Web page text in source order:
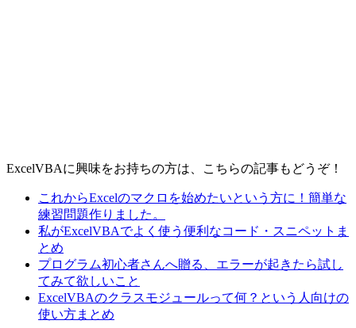
ExcelVBAに興味をお持ちの方は、こちらの記事もどうぞ！
これからExcelのマクロを始めたいという方に！簡単な
練習問題作りました。
私がExcelVBAでよく使う便利なコード・スニペットま
とめ
プログラム初心者さんへ贈る、エラーが起きたら試し
てみて欲しいこと
ExcelVBAのクラスモジュールって何？という人向けの
使い方まとめ